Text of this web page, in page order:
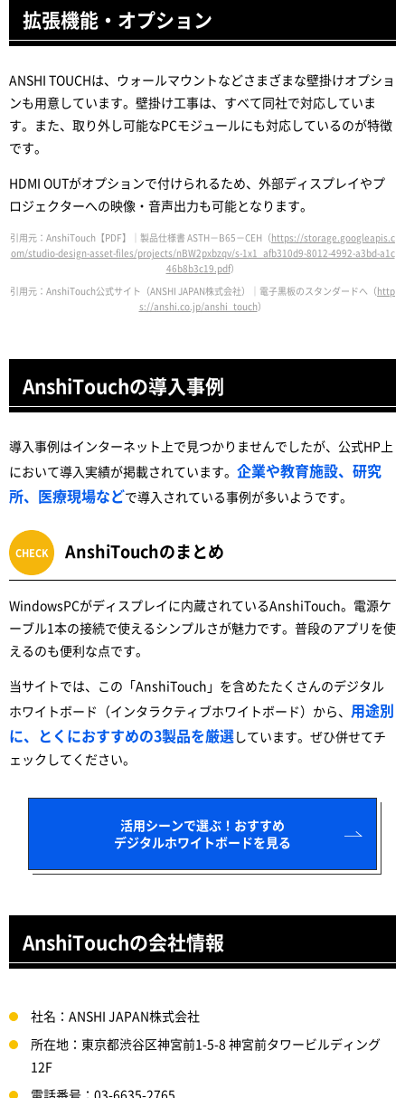
拡張機能・オプション
ANSHI TOUCHは、ウォールマウントなどさまざまな壁掛けオプショ
ンも用意しています。壁掛け工事は、すべて同社で対応していま
す。また、取り外し可能なPCモジュールにも対応しているのが特徴
です。
HDMI OUTがオプションで付けられるため、外部ディスプレイやプ
ロジェクターへの映像・音声出力も可能となります。
引用元：AnshiTouch【PDF】｜製品仕様書 ASTH－B65－CEH（https://storage.googleapis.c
om/studio-design-asset-files/projects/nBW2pxbzqv/s-1x1_afb310d9-8012-4992-a3bd-a1c
46b8b3c19.pdf）
引用元：AnshiTouch公式サイト（ANSHI JAPAN株式会社）｜電子黒板のスタンダードへ（http
s://anshi.co.jp/anshi_touch）
AnshiTouchの導入事例
導入事例はインターネット上で見つかりませんでしたが、公式HP上
において導入実績が掲載されています。 企業や教育施設、研究
所、医療現場などで導入されている事例が多いようです。
AnshiTouchのまとめ
WindowsPCがディスプレイに内蔵されているAnshiTouch。電源ケ
ーブル1本の接続で使えるシンプルさが魅力です。普段のアプリを使
えるのも便利な点です。
当サイトでは、この「AnshiTouch」を含めたたくさんのデジタル
ホワイトボード（インタラクティブホワイトボード）から、 用途別
に、とくにおすすめの3製品を厳選しています。ぜひ併せてチ
ェックしてください。
活用シーンで選ぶ！おすすめ
デジタルホワイトボードを見る
AnshiTouchの会社情報
社名：ANSHI JAPAN株式会社
所在地：東京都渋谷区神宮前1-5-8 神宮前タワービルディング
12F
電話番号：03-6635-2765